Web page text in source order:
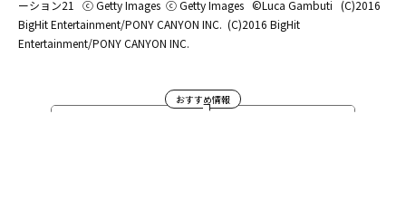
ーション21 ⓒ Getty Images ⓒ Getty Images ©Luca Gambuti (C)2016
BigHit Entertainment/PONY CANYON INC. (C)2016 BigHit
Entertainment/PONY CANYON INC.
おすすめ情報